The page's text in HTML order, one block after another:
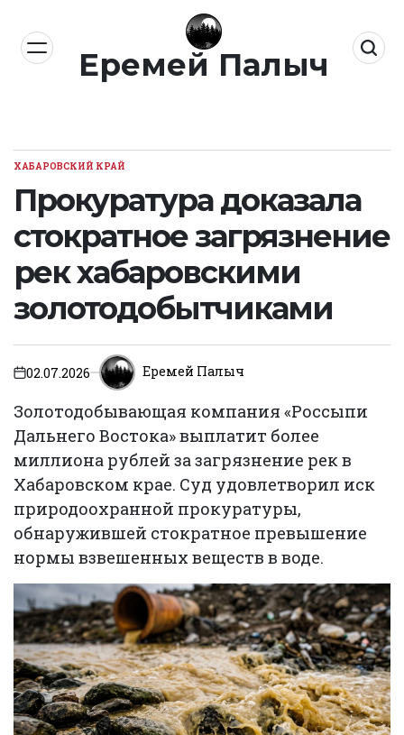
содержимомуЕремей Палыч
ОПУБЛИКОВАНО
ХАБАРОВСКИЙ КРАЙ
Прокуратура доказала
стократное загрязнение
рек хабаровскими
золотодобытчиками
on02.07.2026 Еремей Палыч
Золотодобывающая компания «Россыпи
Дальнего Востока» выплатит более
миллиона рублей за загрязнение рек в
Хабаровском крае. Суд удовлетворил иск
природоохранной прокуратуры,
обнаружившей стократное превышение
нормы взвешенных веществ в воде.